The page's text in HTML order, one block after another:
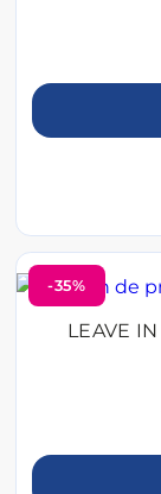
-35%
LEAVE